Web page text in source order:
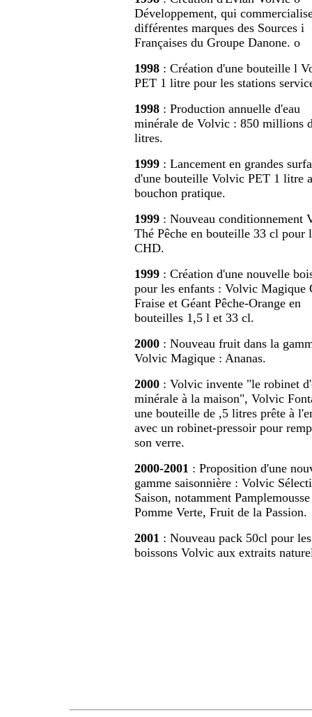
Développement, qui
différentes marques des Sources i
Françaises du Groupe Danone. o
1998: Création d'une bouteille l
PET 1 litre pour les stations
1998: Production annuelle d'eau
minérale de Volvic : 850 millions
litres.
1999: Lancement en grandes
d'une bouteille Volvic PET 1 litre
bouchon pratique.
1999: Nouveau conditionnement
Thé Pêche en bouteille 33 cl pour
CHD.
1999: Création d'une nouvelle
pour les enfants : Volvic Magique
Fraise et Géant Pêche-Orange en
bouteilles 1,5 l et 33 cl.
2000: Nouveau fruit dans la
Volvic Magique : Ananas.
2000: Volvic invente "le robinet
minérale à la maison", Volvic
une bouteille de ,5 litres prête à
avec un robinet-pressoir pour
son verre.
2000-2001 : Proposition d'une
gamme saisonnière : Volvic
Saison, notamment
Pomme Verte, Fruit de la Passion.
2001 : Nouveau pack 50cl pour les
boissons Volvic aux extraits